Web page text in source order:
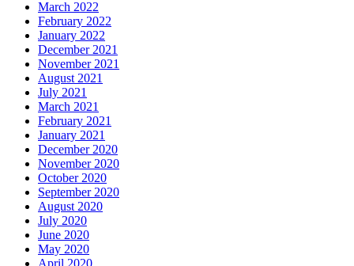
March 2022
February 2022
January 2022
December 2021
November 2021
August 2021
July 2021
March 2021
February 2021
January 2021
December 2020
November 2020
October 2020
September 2020
August 2020
July 2020
June 2020
May 2020